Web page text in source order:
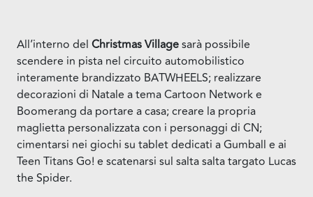
All’interno del Christmas Villagesarà possibile
scendere in pista nel circuito automobilistico
interamente brandizzato BATWHEELS; realizzare
decorazioni di Natale a tema Cartoon Network e
Boomerang da portare a casa; creare la propria
maglietta personalizzata con i personaggi di CN;
cimentarsi nei giochi su tablet dedicati a Gumball e ai
Teen Titans Go! e scatenarsi sul salta salta targato Lucas
the Spider.